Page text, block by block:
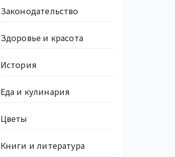
Законодательство
Здоровье и красота
История
Еда и кулинария
Цветы
Книги и литература